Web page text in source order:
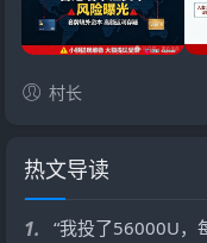
村长
热文导读
1.
“我投了56000U